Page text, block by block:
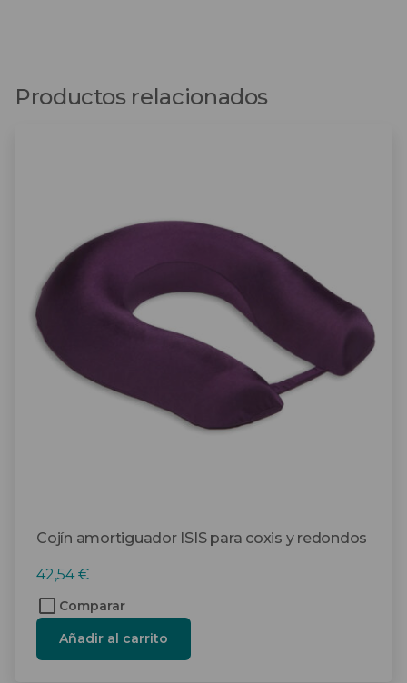
Productos relacionados
Cojín amortiguador ISIS para coxis y redondos
42,54€
Comparar
Añadir al carrito